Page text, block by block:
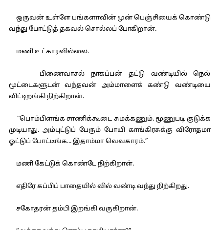
ஒருவன் உள்ளே பங்களாவின் முன் பெஞ்சியைக் கொண்டு
வந்து போட்டுத் தகவல் சொல்லப் போகிறான்.
மணி உட்காரவில்லை.
பிணைவாசல் நாகப்பன் தட்டு வண்டியில் நெல்
மூட்டைகளுடன் வந்தவன் அம்மாளைக் கண்டு வண்டியை
விட்டிறங்கி நிற்கிறான்.
“பொம்பிளங்க சாணிக்கூடை சுமக்கணும். மூணுபடி குடுக்க
முடியாது. அம்புட்டுப் பேரும் போயி காங்கிரசுக்கு விரோதமா
ஓட்டுப் போட்டீங்க... இதாம்மா வெவகாரம்.”
மணி கேட்டுக் கொண்டே நிற்கிறாள்.
எதிரே கப்பிப் பாதையில் வில் வண்டி வந்து நிற்கிறது.
சகோதரன் தம்பி இறங்கி வருகிறான்.